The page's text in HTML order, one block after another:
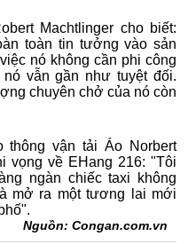
Machtlinger cho biết:
toàn tin tưởng vào sản
nó không cần phi công
vẫn gần như tuyệt đối.
chuyên chở của nó còn
thông vận tải Áo Norbert
vọng về EHang 216: "Tôi
ngàn chiếc taxi không
mở ra một tương lai mới
Nguồn: Congan.com.vn